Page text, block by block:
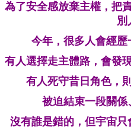
為了安全感放棄主權，把
別
今年，很多人會經歷
有人選擇走主體路，會發
有人死守昔日角色，
被迫結束一段關係
沒有誰是錯的，但宇宙